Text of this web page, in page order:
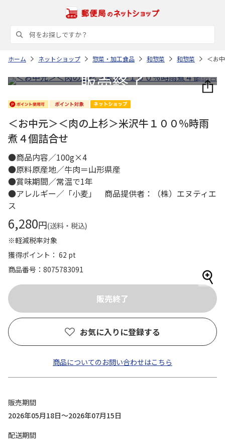
ホーム ネットショップ 惣菜・加工食品 和惣菜 和惣菜 ＜お
＜お中元＞＜肉の上杉＞米沢牛１００％時雨
煮４個詰合せ
●商品内容／100g×4
●原料原産地／牛肉＝山形県産
●賞味期間／常温で1年
●アレルギー／「小麦」 商品提供者：（株）エヌティエ
ス
6,280円(送料・税込)
※軽減税率対象
獲得ポイント： 62 pt
商品番号
8075783091
お気に入りに登録する
商品についてのお問い合わせはこちら
販売期間
2026年05月18日～2026年07月15日
配送期間